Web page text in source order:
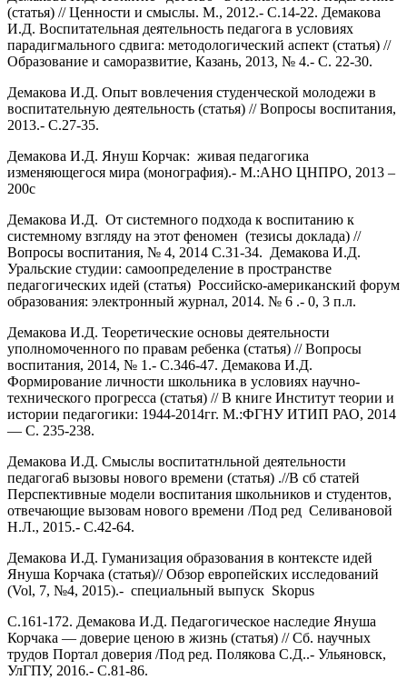
(статья) // Ценности и смыслы. М., 2012.- С.14-22. Демакова
И.Д. Воспитательная деятельность педагога в условиях
парадигмального сдвига: методологический аспект (статья) //
Образование и саморазвитие, Казань, 2013, № 4.- С. 22-30.
Демакова И.Д. Опыт вовлечения студенческой молодежи в
воспитательную деятельность (статья) // Вопросы воспитания,
2013.- С.27-35.
Демакова И.Д. Януш Корчак: живая педагогика
изменяющегося мира (монография).- М.:АНО ЦНПРО, 2013 –
200с
Демакова И.Д. От системного подхода к воспитанию к
системному взгляду на этот феномен (тезисы доклада) //
Вопросы воспитания, № 4, 2014 С.31-34. Демакова И.Д.
Уральские студии: самоопределение в пространстве
педагогических идей (статья) Российско-американский форум
образования: электронный журнал, 2014. № 6 .- 0, 3 п.л.
Демакова И.Д. Теоретические основы деятельности
уполномоченного по правам ребенка (статья) // Вопросы
воспитания, 2014, № 1.- С.346-47. Демакова И.Д.
Формирование личности школьника в условиях научно-
технического прогресса (статья) // В книге Институт теории и
истории педагогики: 1944-2014гг. М.:ФГНУ ИТИП РАО, 2014
— С. 235-238.
Демакова И.Д. Смыслы воспитатнльной деятельности
педагога6 вызовы нового времени (статья) .//В сб статей
Перспективные модели воспитания школьников и студентов,
отвечающие вызовам нового времени /Под ред Селивановой
Н.Л., 2015.- С.42-64.
Демакова И.Д. Гуманизация образования в контексте идей
Януша Корчака (статья)// Обзор европейских исследований
(Vol, 7, №4, 2015).- специальный выпуск Skopus
С.161-172. Демакова И.Д. Педагогическое наследие Януша
Корчака — доверие ценою в жизнь (статья) // Сб. научных
трудов Портал доверия /Под ред. Полякова С.Д..- Ульяновск,
УлГПУ, 2016.- С.81-86.